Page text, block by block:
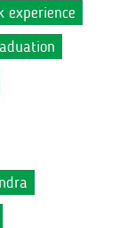
experience